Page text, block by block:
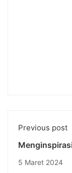
Previous post
Menginspirasi
Prestasi:
5 Maret 2024